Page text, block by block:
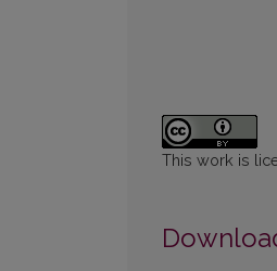
This work is